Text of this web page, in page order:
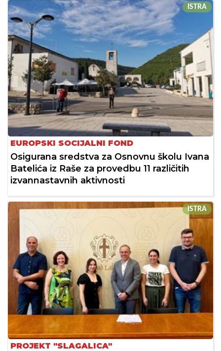
ISTRA
EUROPSKI SOCIJALNI FOND
Osigurana sredstva za Osnovnu školu Ivana
Batelića iz Raše za provedbu 11 različitih
izvannastavnih aktivnosti
ISTRA
PROJEKT "SLAGALICA"